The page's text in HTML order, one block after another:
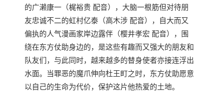
的广濑康一（梶裕贵 配音），大脑一根筋但对待朋
友忠诚不二的虹村亿泰（高木涉 配音），自大而又
偏执的人气漫画家岸边露伴（樱井孝宏 配音），围
绕在东方仗助身边的，是这些有趣而又强大的朋友和
队友们，与此同时，越来越多的替身使者亦接连浮出
水面。当罪恶的魔爪伸向杜王町之时，东方仗助愿意
以自己的生命为代价，保护这片他热爱的土地。